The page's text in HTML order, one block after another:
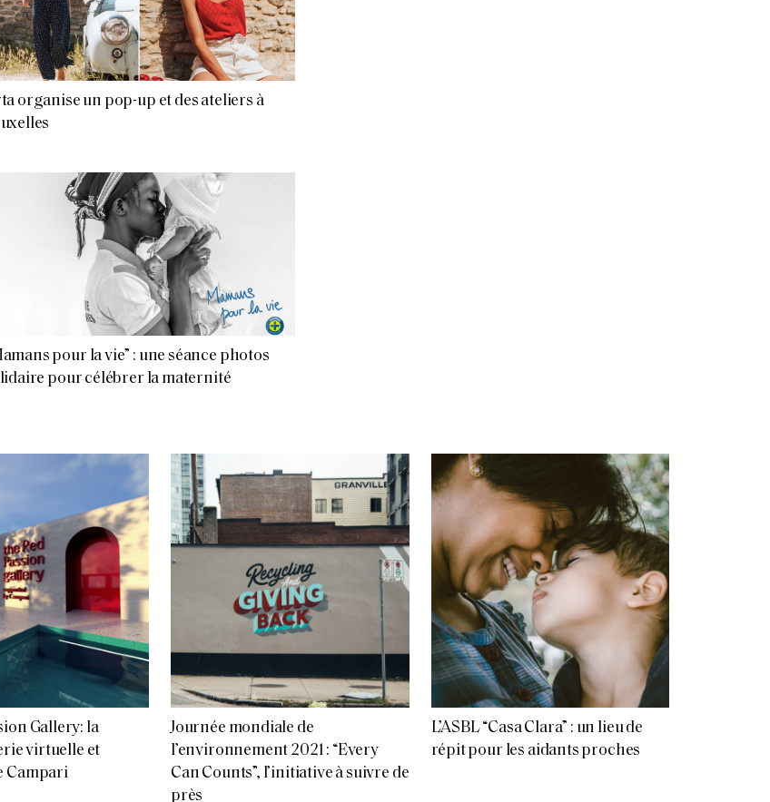
organise un pop-up et des ateliers à
pour la vie” : une séance photos
pour célébrer la maternité
Gallery: la
virtuelle et
Campari
Journée mondiale de
l’environnement 2021 : “Every
Can Counts”, l’initiative à suivre de
près
L’ASBL “Casa Clara” : un lieu de
répit pour les aidants proches